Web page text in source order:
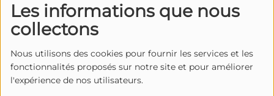
Les informations que nous
collectons
Nous utilisons des cookies pour fournir les services et les
fonctionnalités proposés sur notre site et pour améliorer
l'expérience de nos utilisateurs.